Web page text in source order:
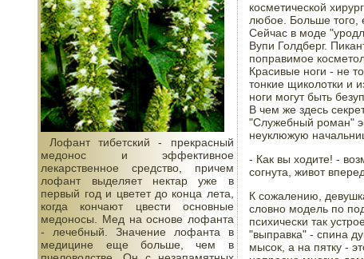
Лофант тибетский - прекрасный
медонос и эффективное
лекарственное средство, причем
лофант выделяет нектар уже в
первый год и цветет до конца лета,
когда кончают цвести основные
медоносы. Мед на основе лофанта
- лечебный. Значение лофанта в
медицине еще больше, чем в
косметической
любое. Больше того,
Сейчас в моде
Вупи Голдберг.
поправимое
Красивые ноги - не
тонкие щиколотки и
ноги могут быть
В чем же здесь
"Служебный роман"
неуклюжую
- Как вы ходите! -
согнута, живот
К сожалению,
словно модель по
психически так
"выправка" - спина
мысок, а на пятку -